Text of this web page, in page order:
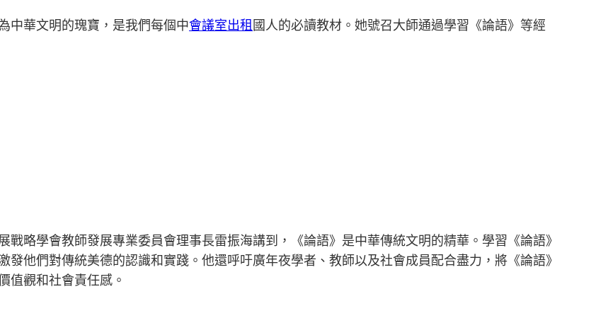
中華文明的瑰寶，是我們每個中會議室出租 國人的必讀教材。她號召大師通過學習《論語》等經
略學會教師發展專業委員會理事長雷振海講到，《論語》是中華傳統文明的精華。學習《論語》
他們對傳統美德的認識和實踐。他還呼吁廣年夜學者、教師以及社會成員配合盡力，將《論語》
值觀和社會責任感。